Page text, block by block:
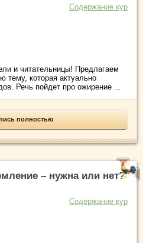
Содержание кур
и читательницы! Предлагаем
тему, которая актуально
Речь пойдет про ожирение ...
полностью
– нужна или нет?
Содержание кур